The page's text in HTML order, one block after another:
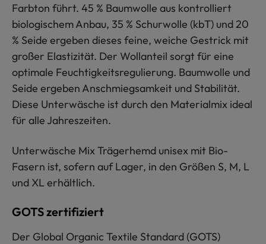
Farbton führt. 45 % Baumwolle aus kontrolliert
biologischem Anbau, 35 % Schurwolle (kbT) und 20
% Seide ergeben dieses feine, weiche Gestrick mit
großer Elastizität. Der Wollanteil sorgt für eine
optimale Feuchtigkeitsregulierung. Baumwolle und
Seide ergeben Anschmiegsamkeit und Stabilität.
Diese Unterwäsche ist durch den Materialmix ideal
für alle Jahreszeiten.
Unterwäsche Mix Trägerhemd unisex mit Bio-
Fasern ist, sofern auf Lager, in den Größen S, M, L
und XL erhältlich.
GOTS zertifiziert
Der Global Organic Textile Standard (GOTS)